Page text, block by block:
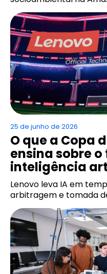
25 de junho de 2026
O que a Copa
ensina sobre
inteligência
Lenovo leva IA em
arbitragem e tomada